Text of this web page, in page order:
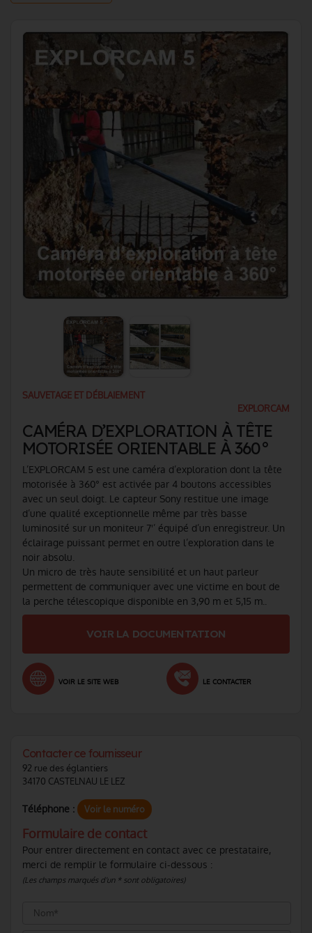
SAUVETAGE ET DÉBLAIEMENT
EXPLORCAM
CAMÉRA D’EXPLORATION À TÊTE
MOTORISÉE ORIENTABLE À 360°
L’EXPLORCAM 5 est une caméra d’exploration dont la tête
motorisée à 360° est activée par 4 boutons accessibles
avec un seul doigt. Le capteur Sony restitue une image
d’une qualité exceptionnelle même par très basse
luminosité sur un moniteur 7'’ équipé d’un enregistreur. Un
éclairage puissant permet en outre l’exploration dans le
noir absolu.
Un micro de très haute sensibilité et un haut parleur
permettent de communiquer avec une victime en bout de
la perche télescopique disponible en 3,90 m et 5,15 m..
VOIR LA DOCUMENTATION
VOIR LE SITE WEB LE CONTACTER
Contacter ce fournisseur
92 rue des églantiers
34170 CASTELNAU LE LEZ
Téléphone : Voir le numéro
Formulaire de contact
Pour entrer directement en contact avec ce prestataire,
merci de remplir le formulaire ci-dessous :
(Les champs marqués d'un * sont obligatoires)